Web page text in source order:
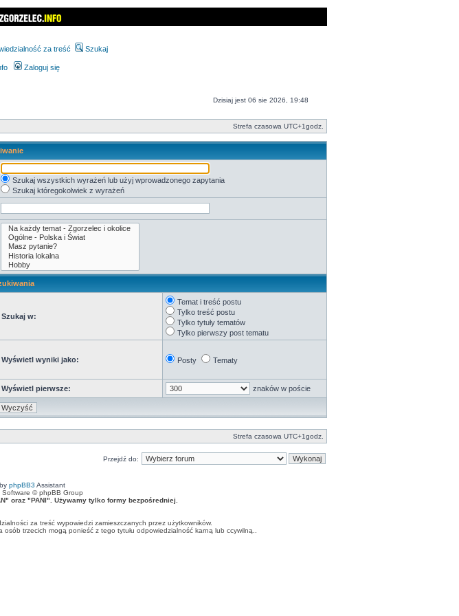
za treść Szukaj
Zaloguj się
Dzisiaj jest 06 sie 2026, 19:48
Strefa czasowa UTC+1godz.
Szukaj wszystkich wyrażeń lub użyj wprowadzonego zapytania
Szukaj któregokolwiek z wyrażeń
Szukaj w:
Temat i treść postu
Tylko treść postu
Tylko tytuły tematów
Tylko pierwszy post tematu
Wyświetl wyniki jako: Posty Tematy
Wyświetl pierwsze: znaków w poście
Strefa czasowa UTC+1godz.
Przejdź do:
phpBB3 Assistant
Software © phpBB Group
oraz "PANI". Używamy tylko formy bezpośredniej.
za treść wypowiedzi zamieszczanych przez użytkowników.
trzecich mogą ponieść z tego tytułu odpowiedzialność karną lub ccywilną..